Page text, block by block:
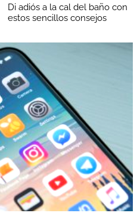
Di adiós a la cal del baño con
estos sencillos consejos